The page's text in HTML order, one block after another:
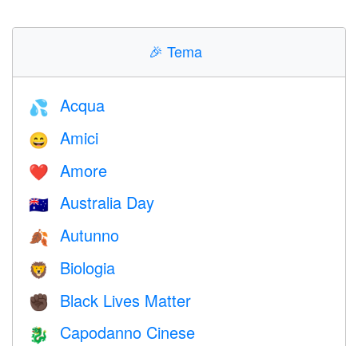
🎉 Tema
💦 Acqua
😄 Amici
❤️️ Amore
🇦🇺 Australia Day
🍂 Autunno
🦁 Biologia
✊🏿 Black Lives Matter
🐉 Capodanno Cinese